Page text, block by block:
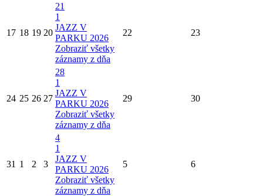
17 18 19 20
21
1
JAZZ V
PARKU 2026
Zobraziť všetky
záznamy z dňa
22 23
24 25 26 27
28
1
JAZZ V
PARKU 2026
Zobraziť všetky
záznamy z dňa
29 30
31 1 2 3
4
1
JAZZ V
PARKU 2026
Zobraziť všetky
záznamy z dňa
5 6